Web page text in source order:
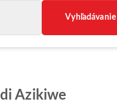
Vyhľadávanie
Azikiwe